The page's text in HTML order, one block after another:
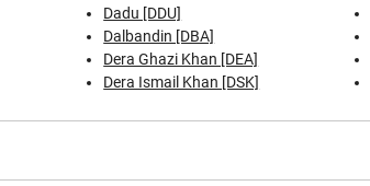
Dadu [DDU]
Dalbandin [DBA]
Dera Ghazi Khan [DEA]
Dera Ismail Khan [DSK]